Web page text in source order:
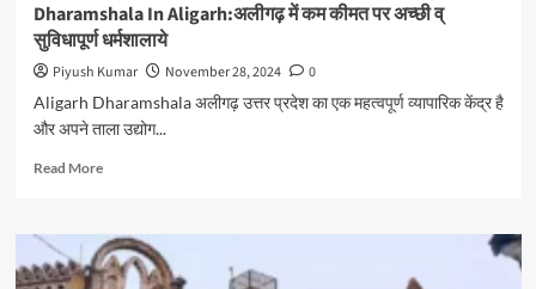
Dharamshala In Aligarh:अलीगढ़ में कम कीमत पर अच्छी व्
सुविधापूर्ण धर्मशालाये
Piyush Kumar November 28, 2024
0
Aligarh Dharamshala अलीगढ़ उत्तर प्रदेश का एक महत्वपूर्ण व्यापारिक केंद्र है
और अपने ताला उद्योग...
Read MoreRead
Dharamshala
In
Aligarh:अलीगढ़